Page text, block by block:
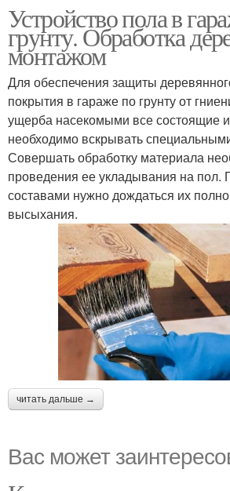
Устройство пола в
грунту. Обработка
монтажом
Для обеспечения защиты
покрытия в гараже по грунту от
ущерба насекомыми все состоящие
необходимо вскрывать
Совершать обработку материала
проведения ее укладывания на пол.
составами нужно дождаться их
высыхания.
читать дальше →
Вас может